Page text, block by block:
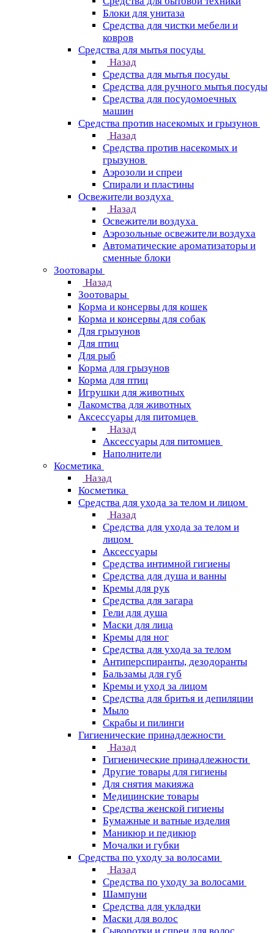
Блоки для унитаза
Средства для чистки мебели и
ковров
Средства для мытья посуды
Назад
Средства для мытья посуды
Средства для ручного мытья посуды
Средства для посудомоечных
машин
Средства против насекомых и грызунов
Назад
Средства против насекомых и
грызунов
Аэрозоли и спреи
Спирали и пластины
Освежители воздуха
Назад
Освежители воздуха
Аэрозольные освежители воздуха
Автоматические ароматизаторы и
сменные блоки
Зоотовары
Назад
Зоотовары
Корма и консервы для кошек
Корма и консервы для собак
Для грызунов
Для птиц
Для рыб
Корма для грызунов
Корма для птиц
Игрушки для животных
Лакомства для животных
Аксессуары для питомцев
Назад
Аксессуары для питомцев
Наполнители
Косметика
Назад
Косметика
Средства для ухода за телом и лицом
Назад
Средства для ухода за телом и
лицом
Аксессуары
Средства интимной гигиены
Средства для душа и ванны
Кремы для рук
Средства для загара
Гели для душа
Маски для лица
Кремы для ног
Средства для ухода за телом
Антиперспиранты, дезодоранты
Бальзамы для губ
Кремы и уход за лицом
Средства для бритья и депиляции
Мыло
Скрабы и пилинги
Гигиенические принадлежности
Назад
Гигиенические принадлежности
Другие товары для гигиены
Для снятия макияжа
Медицинские товары
Средства женской гигиены
Бумажные и ватные изделия
Маникюр и педикюр
Мочалки и губки
Средства по уходу за волосами
Назад
Средства по уходу за волосами
Шампуни
Средства для укладки
Маски для волос